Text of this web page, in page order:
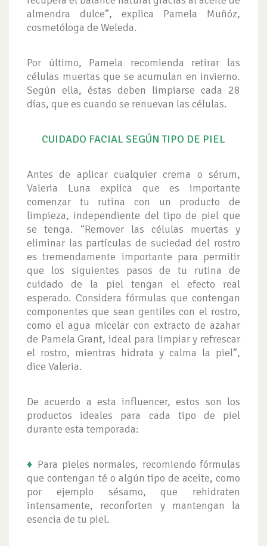
almendra dulce”, explica Pamela Muñóz,
cosmetóloga de Weleda.
Por último, Pamela recomienda retirar las
células muertas que se acumulan en invierno.
Según ella, éstas deben limpiarse cada 28
días, que es cuando se renuevan las células.
CUIDADO FACIAL SEGÚN TIPO DE PIEL
Antes de aplicar cualquier crema o sérum,
Valeria Luna explica que es importante
comenzar tu rutina con un producto de
limpieza, independiente del tipo de piel que
se tenga. “Remover las células muertas y
eliminar las partículas de suciedad del rostro
es tremendamente importante para permitir
que los siguientes pasos de tu rutina de
cuidado de la piel tengan el efecto real
esperado. Considera fórmulas que contengan
componentes que sean gentiles con el rostro,
como el agua micelar con extracto de azahar
de Pamela Grant, ideal para limpiar y refrescar
el rostro, mientras hidrata y calma la piel”,
dice Valeria.
De acuerdo a esta influencer, estos son los
productos ideales para cada tipo de piel
durante esta temporada:
♦ Para pieles normales, recomiendo fórmulas
que contengan té o algún tipo de aceite, como
por ejemplo sésamo, que rehidraten
intensamente, reconforten y mantengan la
esencia de tu piel.